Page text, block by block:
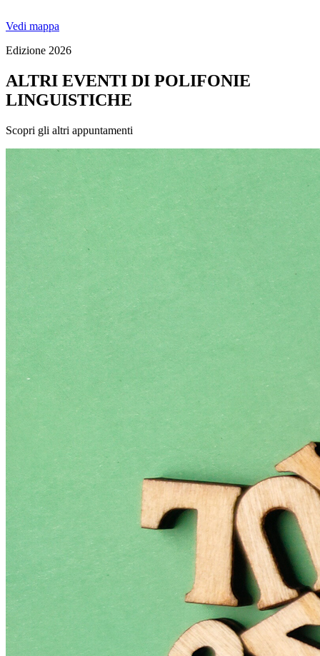
Vedi mappa
Edizione 2026
ALTRI EVENTI DI POLIFONIE
LINGUISTICHE
Scopri gli altri appuntamenti